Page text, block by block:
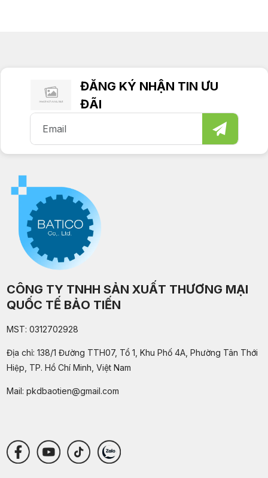
ĐĂNG KÝ NHẬN TIN ƯU
ĐÃI
CÔNG TY TNHH SẢN XUẤT THƯƠNG MẠI
QUỐC TẾ BẢO TIẾN
MST: 0312702928
Địa chỉ: 138/1 Đường TTH07, Tổ 1, Khu Phố 4A, Phường Tân Thới
Hiệp, TP. Hồ Chí Minh, Việt Nam
Mail: pkdbaotien@gmail.com